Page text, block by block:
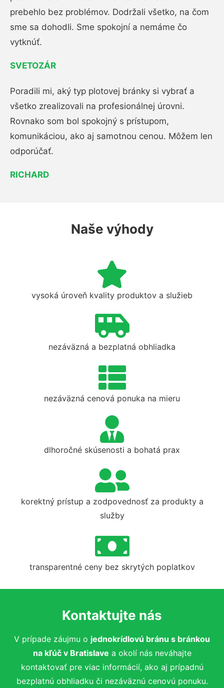
prebehlo bez problémov. Dodržali všetko, na čom
sme sa dohodli. Sme spokojní a nemáme čo
vytknúť.
SVETOZÁR
Poradili mi, aký typ plotovej bránky si vybrať a
všetko zrealizovali na profesionálnej úrovni.
Rovnako som bol spokojný s prístupom,
komunikáciou, ako aj samotnou cenou. Môžem len
odporúčať.
RICHARD
Naše výhody
vysoká úroveň kvality produktov a služieb
nezáväzná a bezplatná obhliadka
nezáväzná cenová ponuka na mieru
dlhoročné skúsenosti a bohatá prax
korektný prístup a zodpovednosť za produkty a
služby
transparentné ceny bez skrytých poplatkov
Kontaktujte nás
V prípade záujmu o jednokrídlovú bránu s bránkou
na kľúč v Bratislave a okolí nás neváhajte
kontaktovať pre viac informácií, ako aj prípadnú
bezplatnú obhliadku či nezáväznú cenovú ponuku.